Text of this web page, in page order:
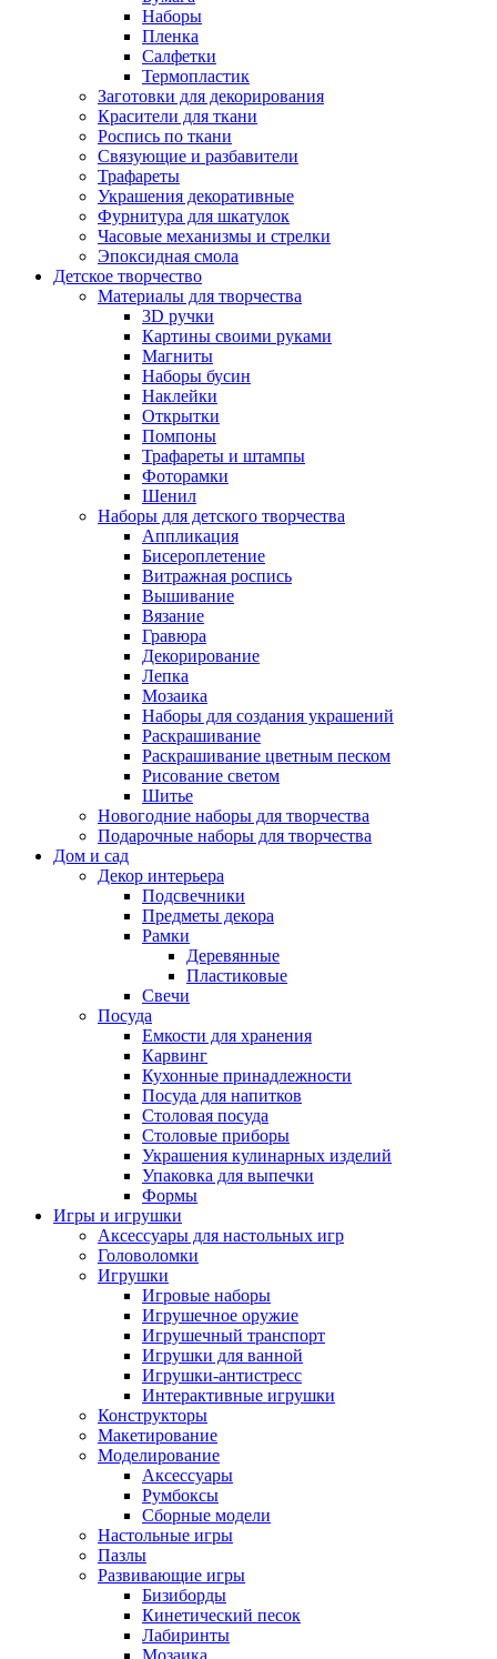
Наборы
Пленка
Салфетки
Термопластик
Заготовки для декорирования
Красители для ткани
Роспись по ткани
Связующие и разбавители
Трафареты
Украшения декоративные
Фурнитура для шкатулок
Часовые механизмы и стрелки
Эпоксидная смола
Детское творчество
Материалы для творчества
3D ручки
Картины своими руками
Магниты
Наборы бусин
Наклейки
Открытки
Помпоны
Трафареты и штампы
Фоторамки
Шенил
Наборы для детского творчества
Аппликация
Бисероплетение
Витражная роспись
Вышивание
Вязание
Гравюра
Декорирование
Лепка
Мозаика
Наборы для создания украшений
Раскрашивание
Раскрашивание цветным песком
Рисование светом
Шитье
Новогодние наборы для творчества
Подарочные наборы для творчества
Дом и сад
Декор интерьера
Подсвечники
Предметы декора
Рамки
Деревянные
Пластиковые
Свечи
Посуда
Емкости для хранения
Карвинг
Кухонные принадлежности
Посуда для напитков
Столовая посуда
Столовые приборы
Украшения кулинарных изделий
Упаковка для выпечки
Формы
Игры и игрушки
Аксессуары для настольных игр
Головоломки
Игрушки
Игровые наборы
Игрушечное оружие
Игрушечный транспорт
Игрушки для ванной
Игрушки-антистресс
Интерактивные игрушки
Конструкторы
Макетирование
Моделирование
Аксессуары
Румбоксы
Сборные модели
Настольные игры
Пазлы
Развивающие игры
Бизиборды
Кинетический песок
Лабиринты
Мозаика